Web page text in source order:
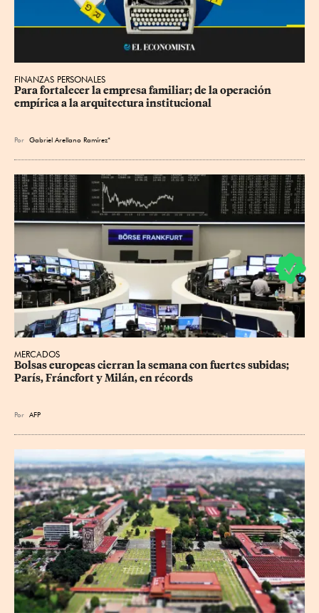
FINANZAS PERSONALES
Para fortalecer la empresa familiar; de la operación
empírica a la arquitectura institucional
Por Gabriel Arellano Ramírez*
MERCADOS
Bolsas europeas cierran la semana con fuertes subidas;
París, Fráncfort y Milán, en récords
Por AFP